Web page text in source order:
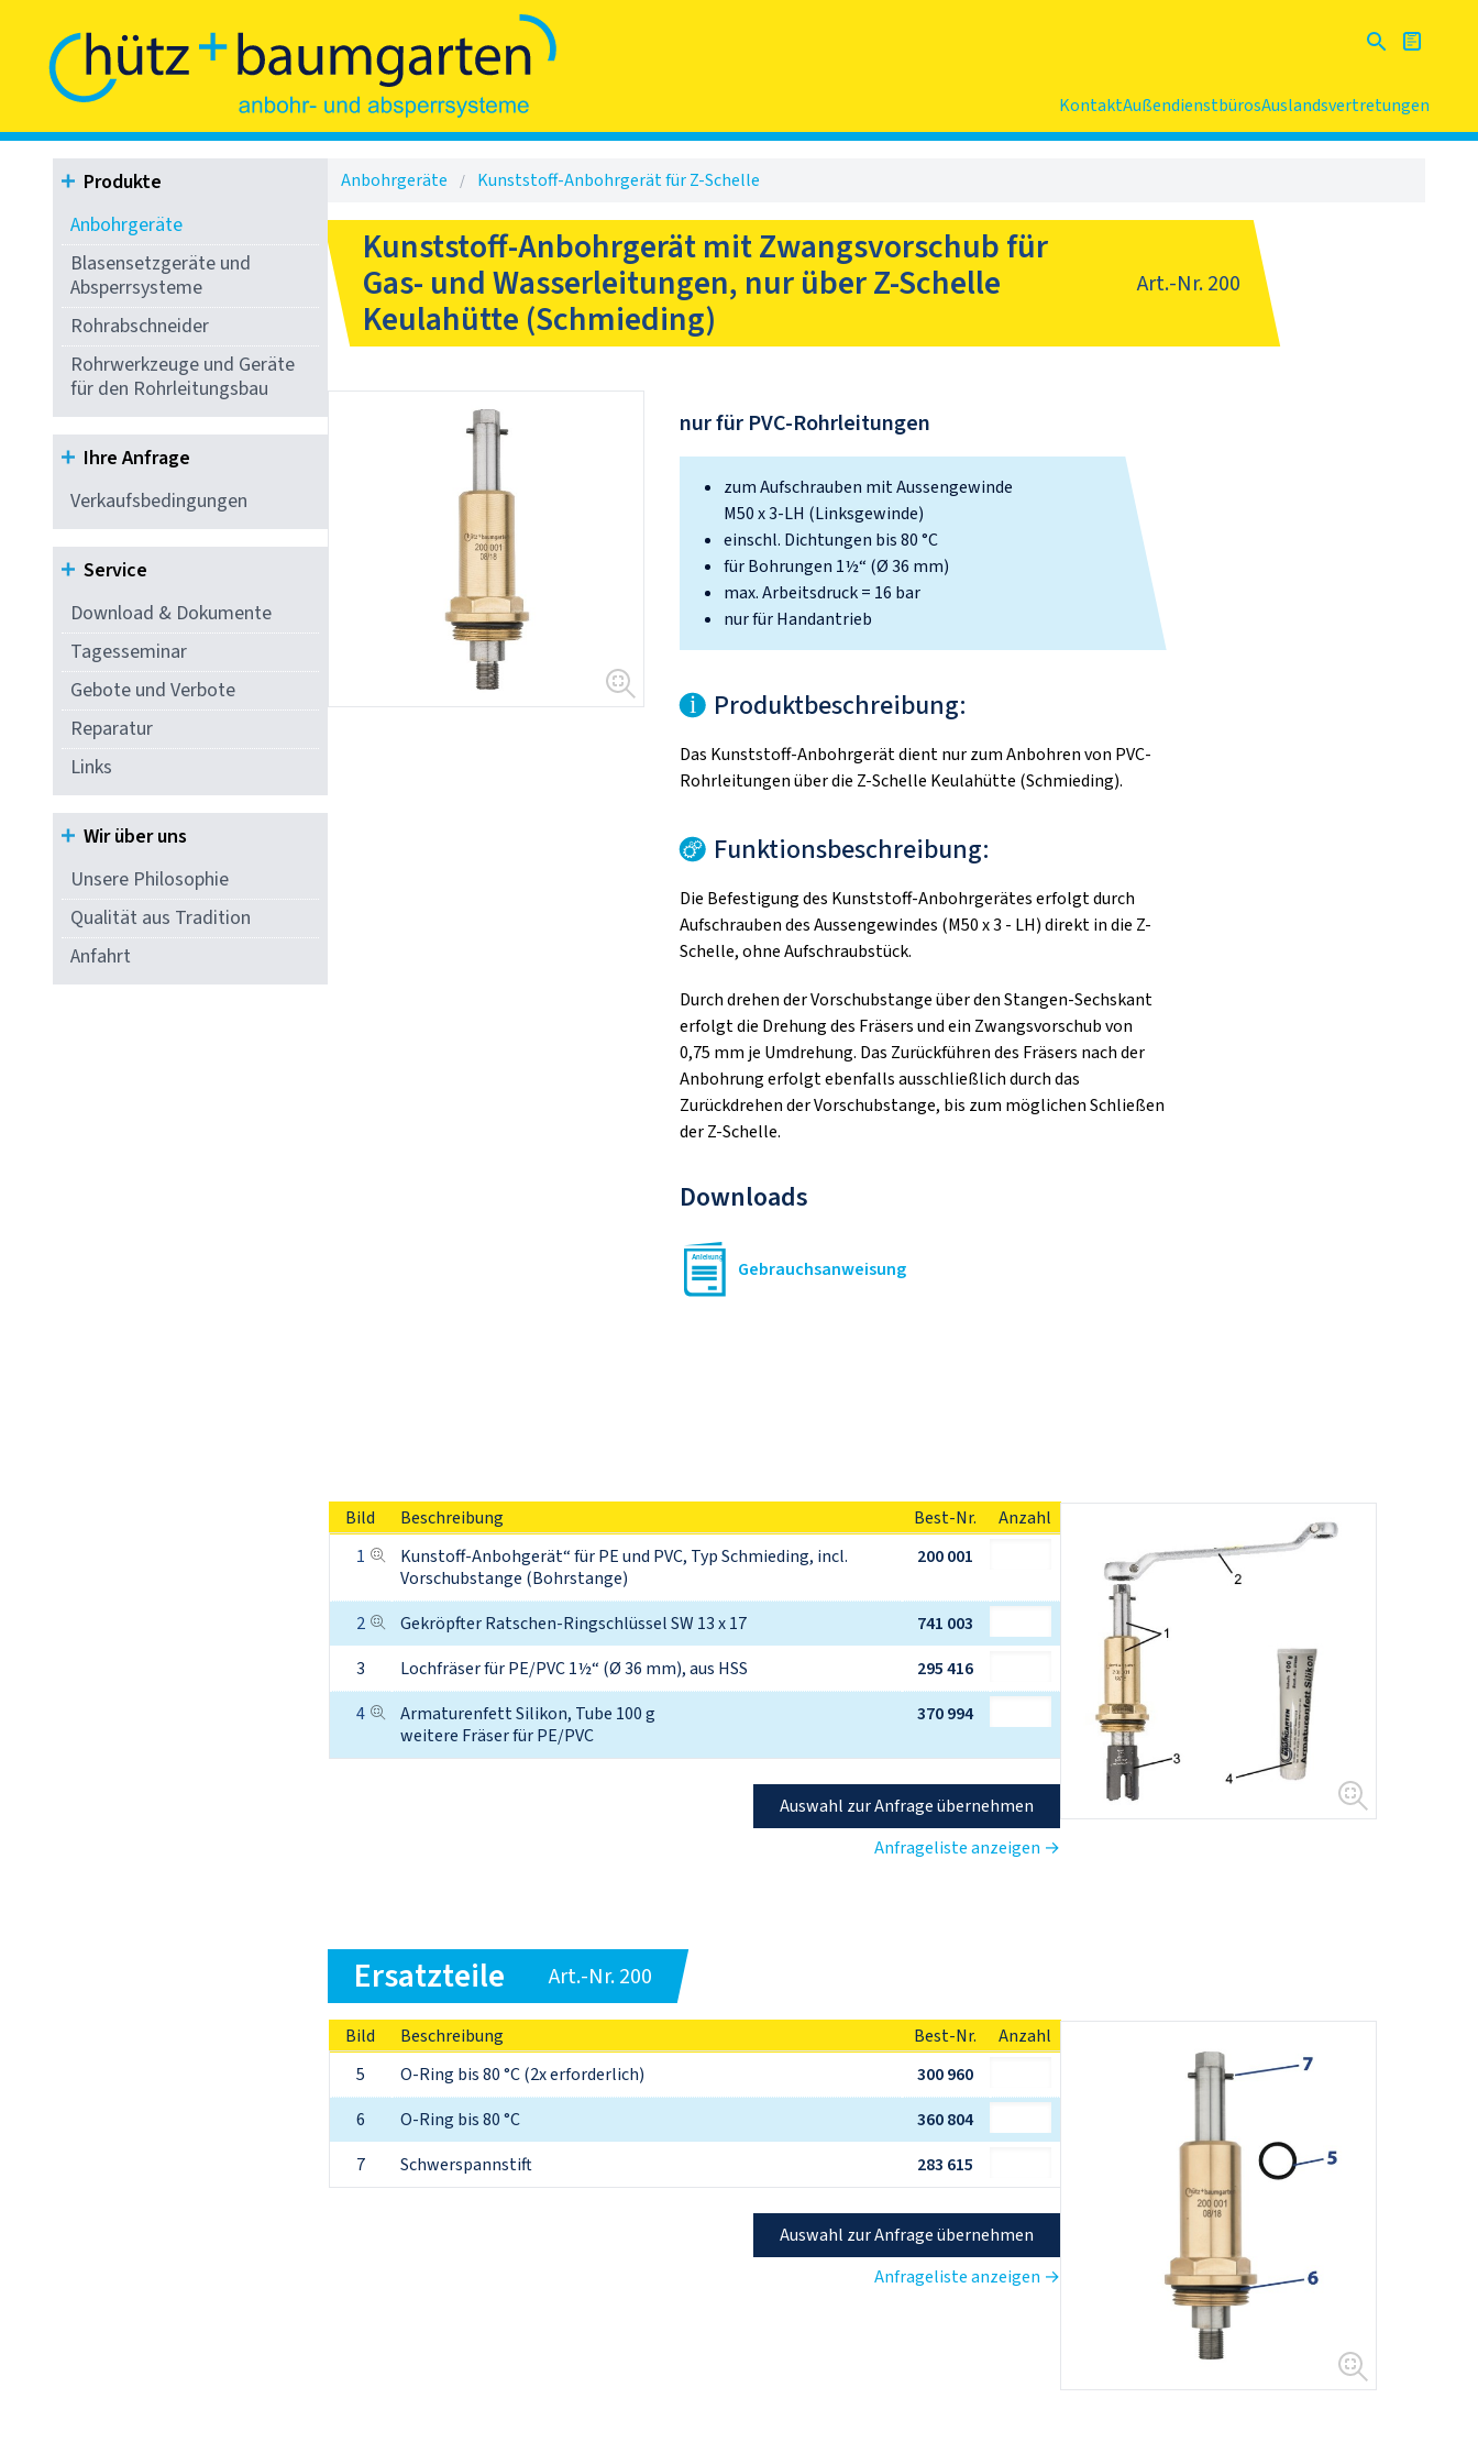
KontaktAußendienstbürosAuslandsvertretungen
Produkte
Anbohrgeräte
Blasensetzgeräte und
Absperrsysteme
Rohrabschneider
Rohrwerkzeuge und Geräte
für den Rohrleitungsbau
Ihre Anfrage
Verkaufsbedingungen
Service
Download & Dokumente
Tagesseminar
Gebote und Verbote
Reparatur
Links
Wir über uns
Unsere Philosophie
Qualität aus Tradition
Anfahrt
Anbohrgeräte Kunststoff-Anbohrgerät für Z-Schelle
Kunststoff-Anbohrgerät mit Zwangsvorschub für
Gas- und Wasserleitungen, nur über Z-Schelle
Keulahütte (Schmieding)
Art.-Nr.200
nur für PVC-Rohrleitungen
zum Aufschrauben mit Aussengewinde
M50 x 3-LH (Linksgewinde)
einschl. Dichtungen bis 80 °C
für Bohrungen 1½“ (Ø 36 mm)
max. Arbeitsdruck = 16 bar
nur für Handantrieb
Produktbeschreibung:
Das Kunststoff-Anbohrgerät dient nur zum Anbohren von PVC-
Rohrleitungen über die Z-Schelle Keulahütte (Schmieding).
Funktionsbeschreibung:
Die Befestigung des Kunststoff-Anbohrgerätes erfolgt durch
Aufschrauben des Aussengewindes (M50 x 3 - LH) direkt in die Z-
Schelle, ohne Aufschraubstück.
Durch drehen der Vorschubstange über den Stangen-Sechskant
erfolgt die Drehung des Fräsers und ein Zwangsvorschub von
0,75 mm je Umdrehung. Das Zurückführen des Fräsers nach der
Anbohrung erfolgt ebenfalls ausschließlich durch das
Zurückdrehen der Vorschubstange, bis zum möglichen Schließen
der Z-Schelle.
Downloads
Gebrauchsanweisung
Bild Beschreibung Best-Nr.
Anzahl
1
Kunstoff-Anbohgerät“ für PE und PVC, Typ Schmieding, incl.
Vorschubstange (Bohrstange)
200 001
2 Gekröpfter Ratschen-Ringschlüssel SW 13 x 17
741 003
3
Lochfräser für PE/PVC 1½“ (Ø 36 mm), aus HSS
295 416
4
Armaturenfett Silikon, Tube 100 g
weitere Fräser für PE/PVC
370 994
Auswahl zur Anfrage übernehmen
Anfrageliste anzeigen →
Ersatzteile Art.-Nr. 200
Bild Beschreibung Best-Nr.
Anzahl
5
O-Ring bis 80 °C (2x erforderlich)
300 960
6
O-Ring bis 80 °C
360 804
7
Schwerspannstift 283 615
Auswahl zur Anfrage übernehmen
Anfrageliste anzeigen →